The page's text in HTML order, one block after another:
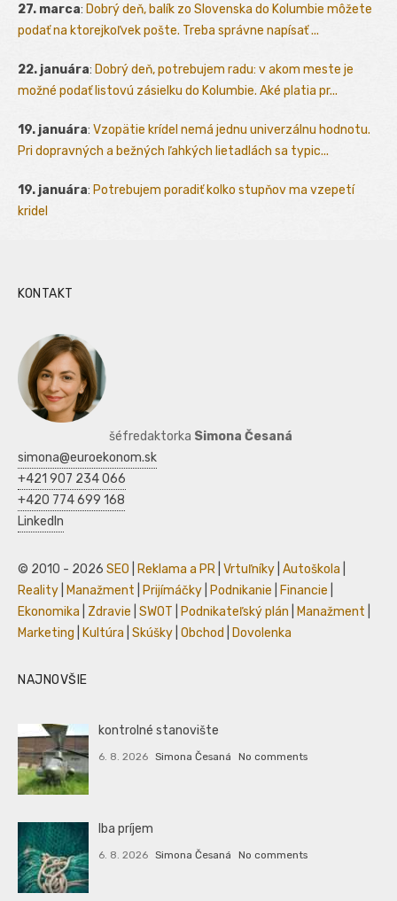
27. marca: Dobrý deň, balík zo Slovenska do Kolumbie môžete
podať na ktorejkoľvek pošte. Treba správne napísať ...
22. januára: Dobrý deň, potrebujem radu: v akom meste je
možné podať listovú zásielku do Kolumbie. Aké platia pr...
19. januára: Vzopätie krídel nemá jednu univerzálnu hodnotu.
Pri dopravných a bežných ľahkých lietadlách sa typic...
19. januára: Potrebujem poradiť kolko stupňov ma vzepetí
kridel
KONTAKT
šéfredaktorka Simona Česaná
simona@euroekonom.sk
+421 907 234 066
+420 774 699 168
LinkedIn
© 2010 - 2026 SEO Reklama a PR Vrtuľníky Autoškola
Reality
Manažment Prijímáčky Podnikanie Financie
Ekonomika
Zdravie SWOT Podnikateľský plán Manažment
Marketing
Kultúra Skúšky Obchod Dovolenka
NAJNOVŠIE
kontrolné stanovište
6. 8. 2026 Simona Česaná No comments
Iba príjem
6. 8. 2026 Simona Česaná No comments